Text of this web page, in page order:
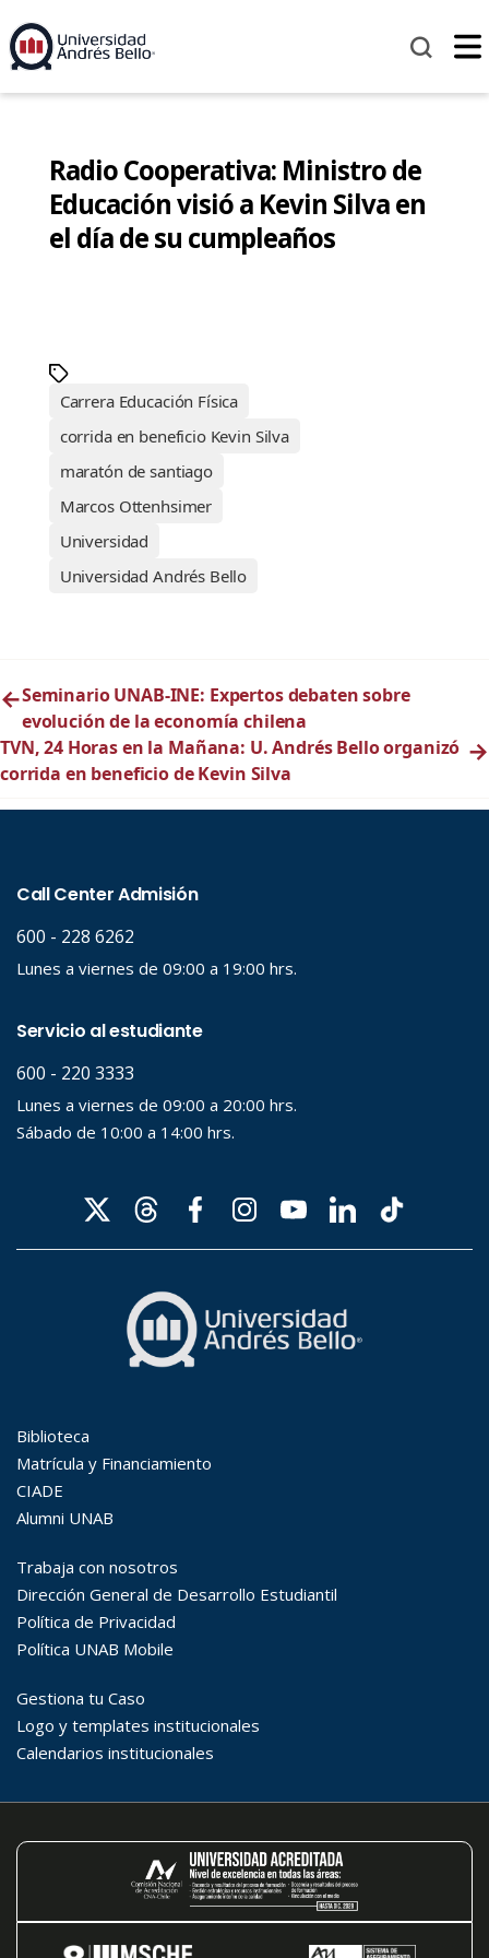
Radio Cooperativa: Ministro de
Educación visió a Kevin Silva en
el día de su cumpleaños
Carrera Educación Física
corrida en beneficio Kevin Silva
maratón de santiago
Marcos Ottenhsimer
Universidad
Universidad Andrés Bello
←Seminario UNAB-INE: Expertos debaten sobre
evolución de la economía chilena
TVN, 24 Horas en la Mañana: U. Andrés Bello organizó
corrida en beneficio de Kevin Silva
→